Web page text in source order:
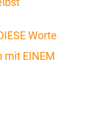
Worte
mit EINEM